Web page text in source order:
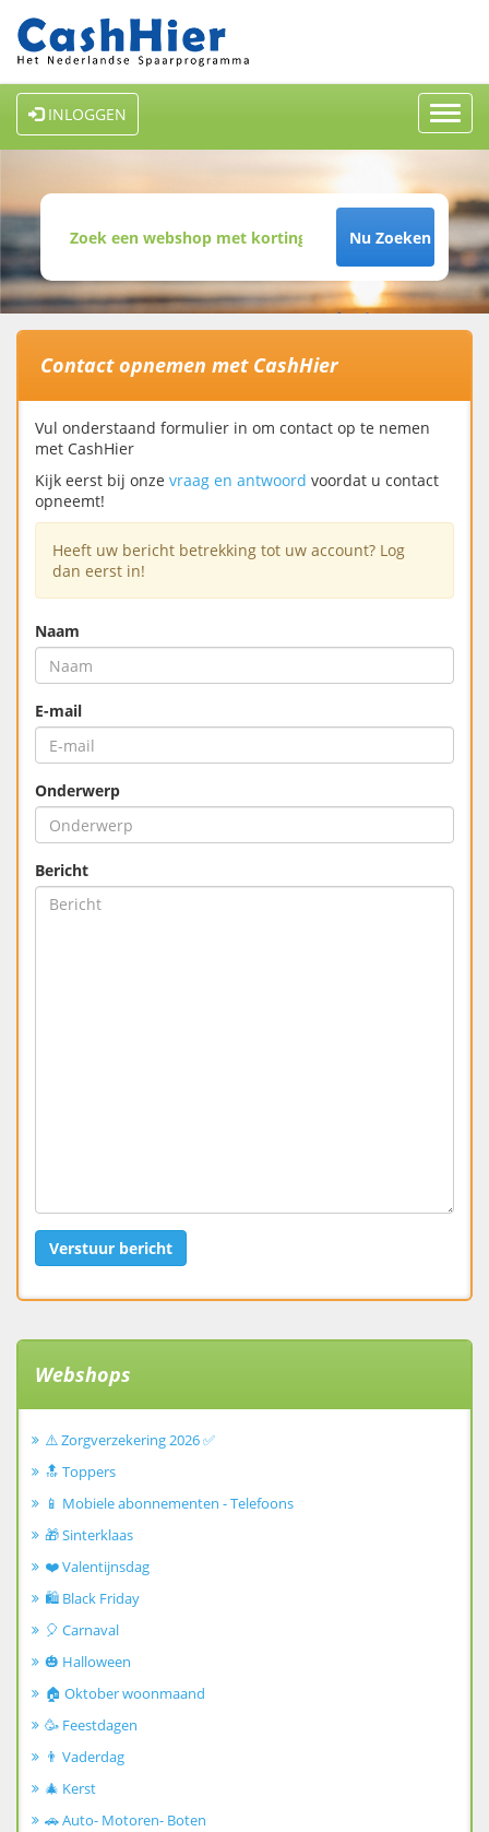
INLOGGEN
Nu Zoeken
Contact opnemen met CashHier
Vul onderstaand formulier in om contact op te nemen
met CashHier
Kijk eerst bij onze vraag en antwoord voordat u contact
opneemt!
Heeft uw bericht betrekking tot uw account? Log
dan eerst in!
Naam
E-mail
Onderwerp
Bericht
Verstuur bericht
Webshops
⚠️ Zorgverzekering 2026 ✅
🔝 Toppers
📱 Mobiele abonnementen - Telefoons
🎁 Sinterklaas
❤️ Valentijnsdag
🛍️ Black Friday
🎈 Carnaval
🎃 Halloween
🏠 Oktober woonmaand
🥳 Feestdagen
👨 Vaderdag
🎄 Kerst
🚗 Auto- Motoren- Boten